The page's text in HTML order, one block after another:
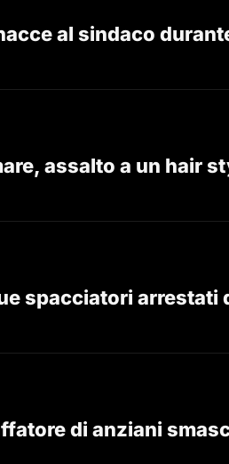
al sindaco
assalto a un hair
spacciatori arrestati
di anziani